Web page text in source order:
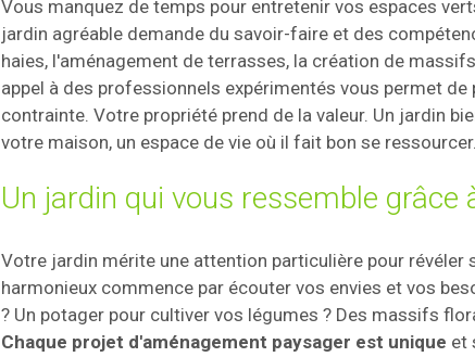
Vous manquez de temps pour entretenir vos espaces
jardin agréable demande du savoir-faire et des
haies, l'aménagement de terrasses, la création de
appel à des professionnels expérimentés vous permet
contrainte. Votre propriété prend de la valeur. Un jardin
votre maison, un espace de vie où il fait bon se ressourcer.
Un jardin qui vous ressemble
Votre jardin mérite une attention particulière pour révéler
harmonieux commence par écouter vos envies et vos
? Un potager pour cultiver vos légumes ? Des massifs
Chaque projet d'aménagement paysager est unique et